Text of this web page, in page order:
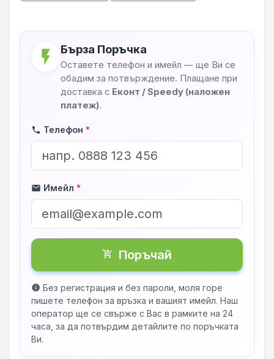
flash_on Бърза Поръчка
Оставете телефон и имейл — ще Ви се
обадим за потвърждение. Плащане при
доставка с Еконт / Speedy (наложен
платеж).
phone Телефон *
mail Имейл *
shopping_cart_checkout Поръчай
info Без регистрация и без пароли, моля горе
пишете телефон за връзка и вашият имейл. Наш
оператор ще се свърже с Вас в рамките на 24
часа, за да потвърдим детайлите по поръчката
Ви.